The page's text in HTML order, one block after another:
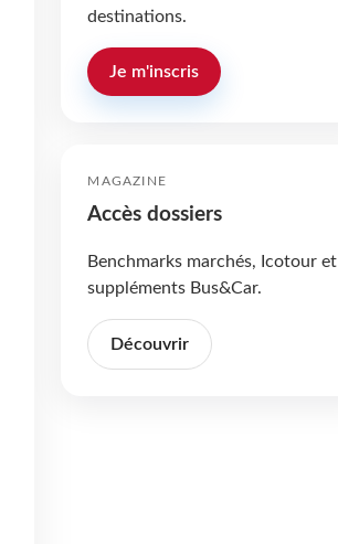
destinations.
Je m'inscris
MAGAZINE
Accès dossiers
Benchmarks marchés, Icotour et
suppléments Bus&Car.
Découvrir